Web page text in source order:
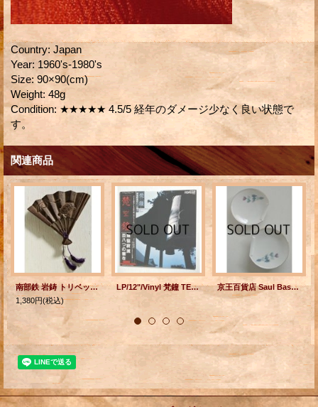
Country: Japan
Year: 1960's-1980's
Size: 90×90(cm)
Weight: 48g
Condition: ★★★★★ 4.5/5 経年のダメージ少なく良い状態で
す。
関連商品
南部鉄 岩鋳 トリベット、釜敷 扇型、亀
1,380円(税込)
LP/12"/Vinyl 梵鐘 TEMPLE BELLS OF JAPAN 煩悩寂滅百八つの響き (1981) DENON 帯、ライナー付 京王百貨店 Saul Bass(ソール・バス）デザイン "鳩"プリント 小皿 2pcセット